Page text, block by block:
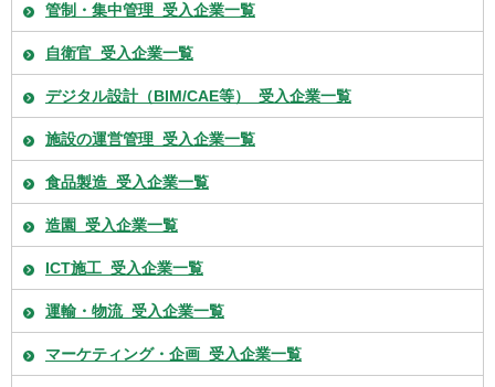
管制・集中管理_受入企業一覧
自衛官_受入企業一覧
デジタル設計（BIM/CAE等）_受入企業一覧
施設の運営管理_受入企業一覧
食品製造_受入企業一覧
造園_受入企業一覧
ICT施工_受入企業一覧
運輸・物流_受入企業一覧
マーケティング・企画_受入企業一覧